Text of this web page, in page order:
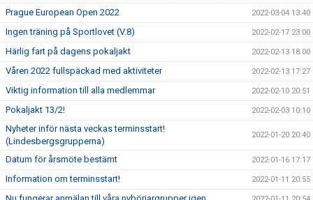
Prague European Open 2022 2022-03-04 13:40
Ingen träning på Sportlovet (V.8) 2022-02-17 23:00
Härlig fart på dagens pokaljakt 2022-02-13 18:00
Våren 2022 fullspäckad med aktiviteter 2022-02-13 17:27
Viktig information till alla medlemmar 2022-02-10 20:51
Pokaljakt 13/2! 2022-02-03 10:10
Nyheter inför nästa veckas terminsstart!
(Lindesbergsgrupperna)
2022-01-20 20:40
Datum för årsmöte bestämt 2022-01-16 17:17
Information om terminsstart! 2022-01-11 20:55